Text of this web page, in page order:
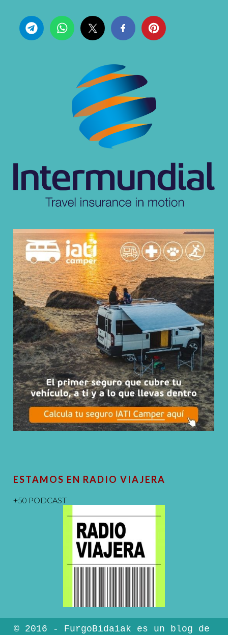
ESTAMOS EN RADIO VIAJERA
+50 PODCAST
© 2016 - FurgoBidaiak es un blog de